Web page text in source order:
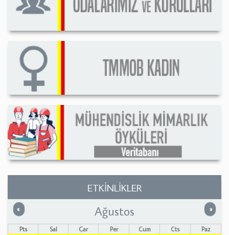
ETKİNLİKLER
« Önceki »
Ağustos
Pts Sal Çar Per Cum Cts
Paz